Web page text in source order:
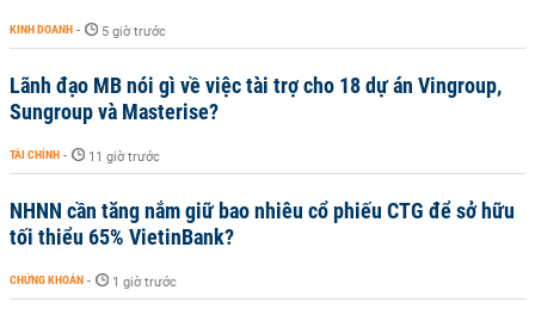
KINH DOANH - 5 giờ trước
Lãnh đạo MB nói gì về việc tài trợ cho 18 dự án Vingroup,
Sungroup và Masterise?
TÀI CHÍNH - 11 giờ trước
NHNN cần tăng nắm giữ bao nhiêu cổ phiếu CTG để sở hữu
tối thiểu 65% VietinBank?
CHỨNG KHOÁN - 1 giờ trước